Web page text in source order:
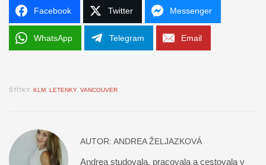
Facebook Twitter Messenger
WhatsApp Telegram Email
ŠTÍTKY: KLM LETENKY, VANCOUVER
AUTOR: ANDREA ŽELJAZKOVÁ
Andrea studovala, pracovala a cestovala v